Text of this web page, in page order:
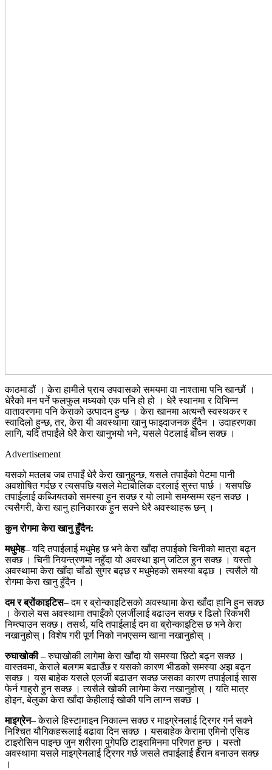
काठमाडौं । केरा हामीले प्राय उपवासको समयमा वा नाश्तामा पनि खान्छौं ।
धेरैको मन पर्ने फलफुल मध्यको एक पनि हो हो । धेरै स्थानमा र विभिन्न
वातावरणमा पनि केराको उत्पादन हुन्छ । केरा खानमा अत्यन्तै स्वस्थकर र
स्वादिलो हुन्छ, तर, केरा यी अवस्थामा खानु फाइदाजनक हुँदैन । उदाहरणका
लागि, यदि तपाईंले धेरै केरा खानुभयो भने, यसले पेटलाई बाँध्न सक्छ ।
Advertisement
यसको मतलब जब तपाइँ धेरै केरा खानुहुन्छ, यसले तपाइँको पेटमा पानी
अवशोषित गर्दछ र त्यसपछि यसले मेटाबोलिक दरलाई सुस्त पार्छ । यसपछि
तपाईलाई कब्जियतको समस्या हुन सक्छ र यो लामो समय्सम्म रहन सक्छ ।
त्यसैगरी, केरा खानु हानिकारक हुन सक्ने धेरै अवस्थाहरू छन् ।
कुन रोगमा केरा खानु हुँदैन:
मधुमेह– यदि तपाईलाई मधुमेह छ भने केरा खाँदा तपाईको चिनीको मात्रा बढ्न
सक्छ । चिनी नियन्त्रणमा नहुँदा यो अवस्था झन् जटिल हुन सक्छ । यस्तो
अवस्थामा केरा खाँदा चाँडो सुगर बढ्छ र मधुमेहको समस्या बढ्छ । त्यसैले यो
रोगमा केरा खानु हुँदैन ।
दम र ब्रोंकाइटिस– दम र ब्रोन्काइटिसको अवस्थामा केरा खाँदा हानि हुन सक्छ
। केराले यस अवस्थामा तपाइँको एलर्जीलाई बढाउन सक्छ र ढिलो रिकभरी
निम्त्याउन सक्छ। तसर्थ, यदि तपाईलाई दम वा ब्रोन्काइटिस छ भने केरा
नखानुहोस्। विशेष गरी पूर्ण निको नभएसम्म खाना नखानुहोस् ।
रुघाखोकी– रुघाखोकी लागेमा केरा खाँदा यो समस्या छिटो बढ्न सक्छ ।
वास्तवमा, केराले बलगम बढाउँछ र यसको कारण भीडको समस्या अझ बढ्न
सक्छ । यस बाहेक यसले एलर्जी बढाउन सक्छ जसका कारण तपाईलाई सास
फेर्न गाह्रो हुन सक्छ । त्यसैले खोकी लागेमा केरा नखानुहोस् । यति मात्र
होइन, बेलुका केरा खाँदा केहीलाई खोकी पनि लाग्न सक्छ ।
माइग्रेन– केराले हिस्टामाइन निकाल्न सक्छ र माइग्रेनलाई ट्रिगर गर्न सक्ने
निश्चित यौगिकहरूलाई बढावा दिन सक्छ । यसबाहेक केरामा एमिनो एसिड
टाइरोसिन पाइन्छ जुन शरीरमा पुगेपछि टाइरामिनमा परिणत हुन्छ । यस्तो
अवस्थामा यसले माइग्रेनलाई ट्रिगर गर्छ जसले तपाईलाई हैरान बनाउन सक्छ
।